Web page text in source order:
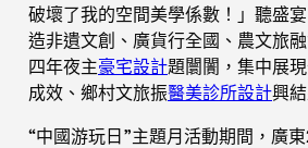
破壞了我的空間美學係數！」聽盛
造非遺文創、廣貨行全國、農文旅
四年夜主豪宅設計題闤闠，集中展
成效、鄉村文旅振醫美診所設計興
“中國游玩日”主題月活動期間，廣